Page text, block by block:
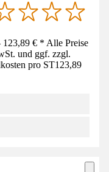
€ * Alle Preise
und ggf. zzgl.
pro ST123,89